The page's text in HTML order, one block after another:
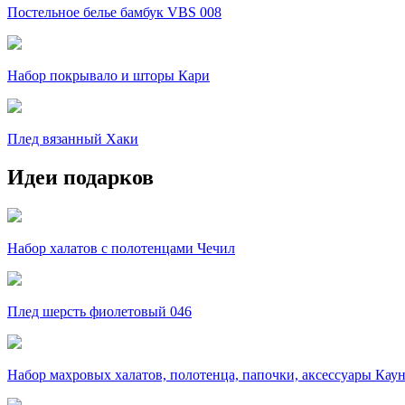
Постельное белье бамбук VBS 008
Набор покрывало и шторы Кари
Плед вязанный Хаки
Идеи подарков
Набор халатов с полотенцами Чечил
Плед шерсть фиолетовый 046
Набор махровых халатов, полотенца, папочки, аксессуары